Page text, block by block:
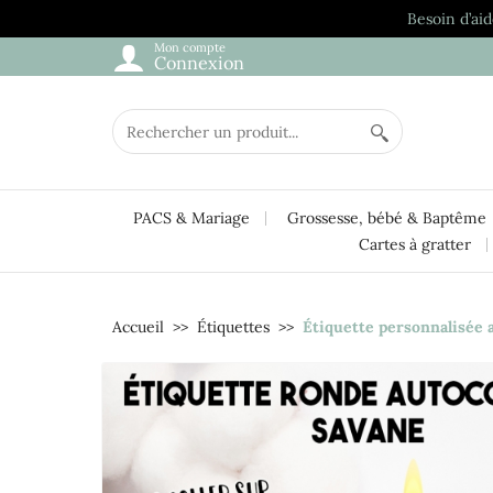
Besoin
Mon compte
Connexion
PACS & Mariage
Grossesse, bébé & Baptême
Cartes à gratter
Accueil Étiquettes Étiquette personnalisée